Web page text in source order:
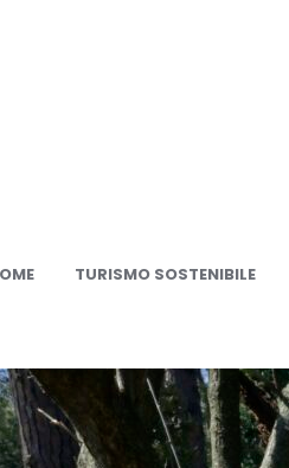
TURISMO SOSTENIBILE